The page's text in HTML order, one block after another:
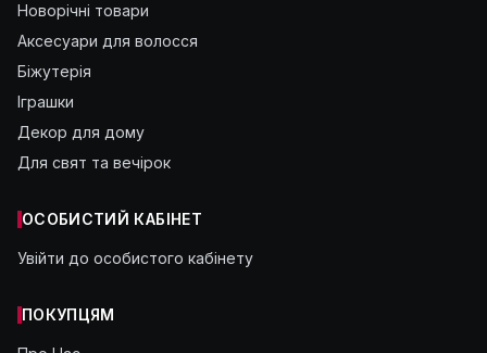
Новорічні товари
Аксесуари для волосся
Біжутерія
Іграшки
Декор для дому
Для свят та вечірок
ОСОБИСТИЙ КАБІНЕТ
Увійти до особистого кабінету
ПОКУПЦЯМ